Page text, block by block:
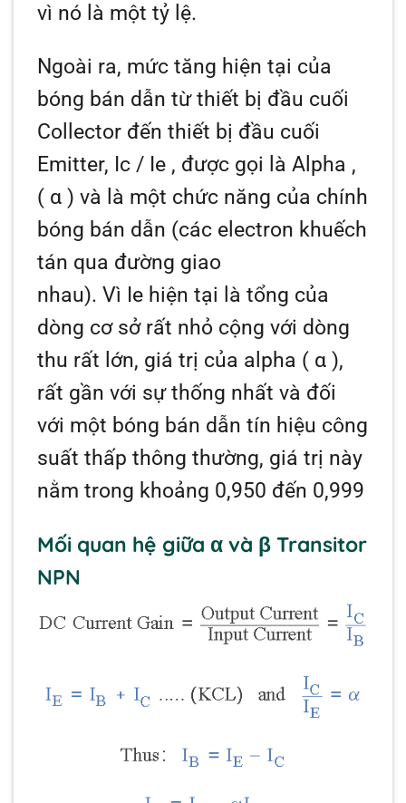
vì nó là một tỷ lệ.
Ngoài ra, mức tăng hiện tại của
bóng bán dẫn từ thiết bị đầu cuối
Collector đến thiết bị đầu cuối
Emitter, Ic / Ie , được gọi làAlpha ,
( α ) và là một chức năng của chính
bóng bán dẫn (các electron khuếch
tán qua đường giao
nhau). Vì Ie hiện tại là tổng của
dòng cơ sở rất nhỏ cộng với dòng
thu rất lớn, giá trị của alpha ( α ),
rất gần với sự thống nhất và đối
với một bóng bán dẫn tín hiệu công
suất thấp thông thường, giá trị này
nằm trong khoảng 0,950 đến 0,999
Mối quan hệ giữa α và β Transitor
NPN